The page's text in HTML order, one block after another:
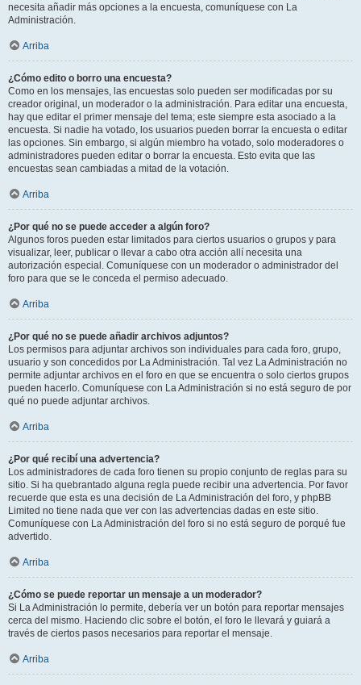
necesita añadir más opciones a la encuesta, comuníquese con La
Administración.
Arriba
¿Cómo edito o borro una encuesta?
Como en los mensajes, las encuestas solo pueden ser modificadas por su
creador original, un moderador o la administración. Para editar una encuesta,
hay que editar el primer mensaje del tema; este siempre esta asociado a la
encuesta. Si nadie ha votado, los usuarios pueden borrar la encuesta o editar
las opciones. Sin embargo, si algún miembro ha votado, solo moderadores o
administradores pueden editar o borrar la encuesta. Esto evita que las
encuestas sean cambiadas a mitad de la votación.
Arriba
¿Por qué no se puede acceder a algún foro?
Algunos foros pueden estar limitados para ciertos usuarios o grupos y para
visualizar, leer, publicar o llevar a cabo otra acción allí necesita una
autorización especial. Comuníquese con un moderador o administrador del
foro para que se le conceda el permiso adecuado.
Arriba
¿Por qué no se puede añadir archivos adjuntos?
Los permisos para adjuntar archivos son individuales para cada foro, grupo,
usuario y son concedidos por La Administración. Tal vez La Administración no
permite adjuntar archivos en el foro en que se encuentra o solo ciertos grupos
pueden hacerlo. Comuníquese con La Administración si no está seguro de por
qué no puede adjuntar archivos.
Arriba
¿Por qué recibí una advertencia?
Los administradores de cada foro tienen su propio conjunto de reglas para su
sitio. Si ha quebrantado alguna regla puede recibir una advertencia. Por favor
recuerde que esta es una decisión de La Administración del foro, y phpBB
Limited no tiene nada que ver con las advertencias dadas en este sitio.
Comuníquese con La Administración del foro si no está seguro de porqué fue
advertido.
Arriba
¿Cómo se puede reportar un mensaje a un moderador?
Si La Administración lo permite, debería ver un botón para reportar mensajes
cerca del mismo. Haciendo clic sobre el botón, el foro le llevará y guiará a
través de ciertos pasos necesarios para reportar el mensaje.
Arriba